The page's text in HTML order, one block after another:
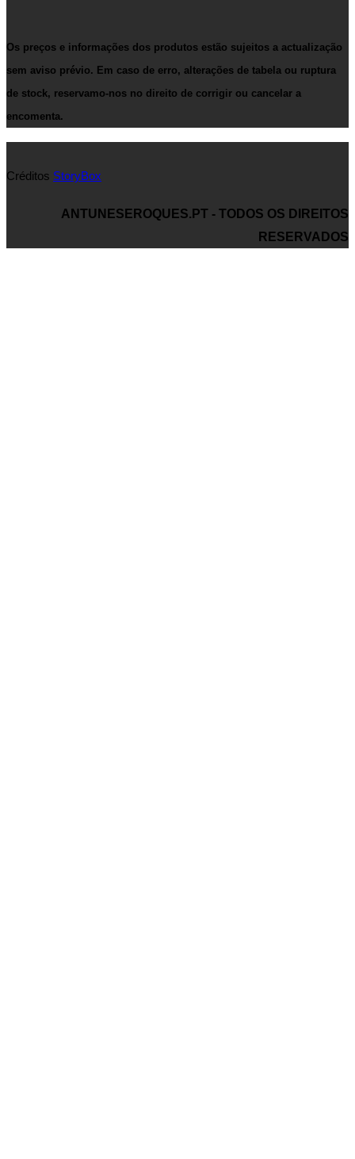
Os preços e informações dos produtos estão sujeitos a actualização
sem aviso prévio. Em caso de erro, alterações de tabela ou ruptura
de stock, reservamo-nos no direito de corrigir ou cancelar a
encomenta.
Créditos StoryBox
ANTUNESEROQUES.PT - TODOS OS DIREITOS
RESERVADOS